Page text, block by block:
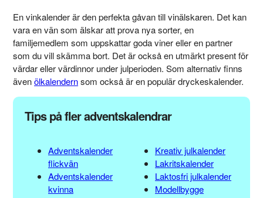
En vinkalender är den perfekta gåvan till vinälskaren. Det kan
vara en vän som älskar att prova nya sorter, en
familjemedlem som uppskattar goda viner eller en partner
som du vill skämma bort. Det är också en utmärkt present för
värdar eller värdinnor under julperioden. Som alternativ finns
ävenölkalendernsom också är en populär dryckeskalender.
Tips på fler adventskalendrar
Adventskalender
flickvän
Adventskalender
kvinna
Kreativ julkalender
Lakritskalender
Laktosfri julkalender
Modellbygge